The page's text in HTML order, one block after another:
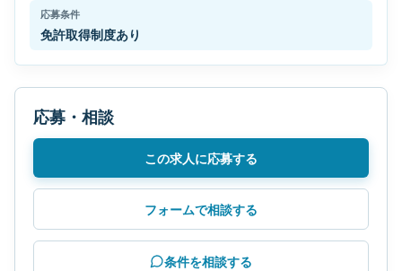
応募条件
免許取得制度あり
応募・相談
この求人に応募する
フォームで相談する
条件を相談する